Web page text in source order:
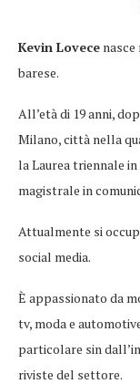
Kevin Lovece
barese.
All’età di 19 anni,
Milano, città nella
la Laurea triennale in
magistrale in
Attualmente si
social media.
È appassionato da
tv, moda e
particolare sin
riviste del settore.